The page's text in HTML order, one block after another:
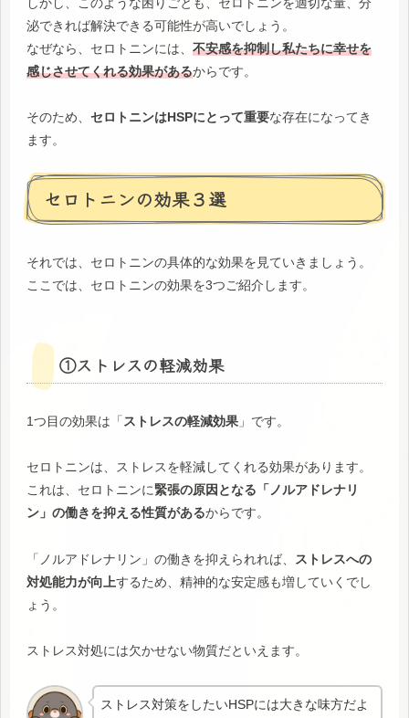
しかし、このような困りごとも、セロトニンを適切な量、分
泌できれば解決できる可能性が高いでしょう。
なぜなら、セロトニンには、 不安感を抑制し私たちに幸せを
感じさせてくれる効果があるからです。
そのため、 セロトニンはHSPにとって重要な存在になってき
ます。
セロトニンの効果３選
それでは、セロトニンの具体的な効果を見ていきましょう。
ここでは、セロトニンの効果を3つご紹介します。
①ストレスの軽減効果
1つ目の効果は「ストレスの軽減効果 」です。
セロトニンは、ストレスを軽減してくれる効果があります。
これは、セロトニンに緊張の原因となる「ノルアドレナリ
ン」の働きを抑える性質があるからです。
「ノルアドレナリン」の働きを抑えられれば、
ストレスへの
対処能力が向上するため、精神的な安定感も増していくでし
ょう。
ストレス対処には欠かせない物質だといえます。
ストレス対策をしたいHSPには大きな味方だよ